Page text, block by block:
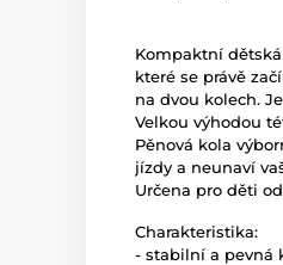
Kompaktní
které se právě
na dvou kolech.
Velkou výhodou
Pěnová kola
jízdy a neunaví
Určena pro děti
Charakteristika:
- stabilní a pevná